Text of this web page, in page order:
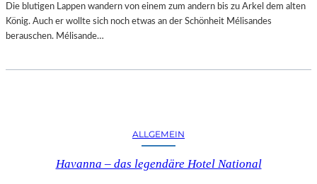
Die blutigen Lappen wandern von einem zum andern bis zu Arkel dem alten
König. Auch er wollte sich noch etwas an der Schönheit Mélisandes
berauschen. Mélisande…
ALLGEMEIN
Havanna – das legendäre Hotel National